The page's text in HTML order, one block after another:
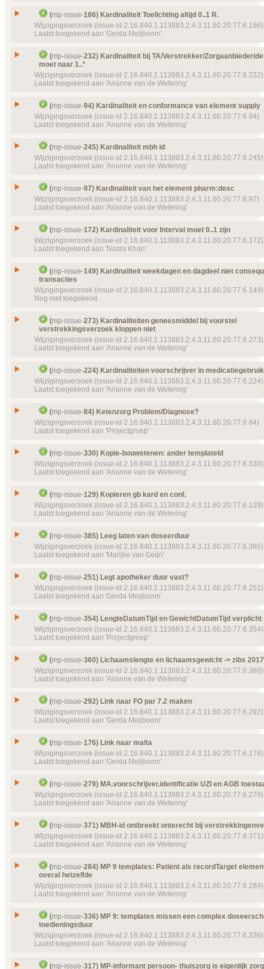
Details
Klik hier voor alle issuedetails
Gesloten, toegekend
Prioriteit
normaal
Labels
(P908) Publicatie 9.0.8
Object(en)
162 (2018‑11‑29 13:56:11)
Details
Klik hier voor alle issuedetails
Issue
Kardinaliteit Reden afspraak 0..1 ipv 0..*
mp-issue-140
Wijzigingsverzoek
Gesloten, toegekend
Prioriteit
Object(en)
Doel van verwijzing ontbreekt mp-template- 9148
13:04:13) MPCDAMedicatieAfspraakSchema
102 (2016‑03‑23 16:32:43)
Details
Klik hier voor alle issuedetails
(mp-issue-186) Kardinaliteit Toelichting altijd 0..1 R.
Wijzigingsverzoek (issue-id 2.16.840.1.113883.2.4.3.11.60.20.77.6.186)
Laatst toegekend aan 'Gerda Meijboom'
Issue
Kardinaliteit Toelichting altijd 0..1 R.
Wijzigingsverzoek
Prioriteit
normaal
Object(en)
Doel van verwijzing ontbreekt mp-
22273 (2016‑02‑18 11:06:23) Toelichting
MP CDA Voorstel Verstrekkingsverzoek
9131 (2016‑07‑14 20:22:41)
TemplateMP CDA Voorstel Medicatieafspraak
9153 (2016‑07‑26 16:23:45)
9069
16:34:05) Toelichting
Details
Klik hier voor alle issuedetails
(mp-issue-232) Kardinaliteit bij TA/Verstrekker/
moet naar 1..*
Wijzigingsverzoek (issue-id 2.16.840.1.113883.2.4.3.11.60.20.77.6.232)
Laatst toegekend aan 'Arianne van de Wetering'
Issue
Kardinaliteit bij TA/Verstrekker/
naar 1..*
mp-issue-232
Status
Gesloten, toegekend
Prioriteit
normaal
mp-
ZorgaanbiederIdentificatieNummer
Details
Klik hier voor alle issuedetails
(mp-issue-94) Kardinaliteit en conformance van element supply
Wijzigingsverzoek (issue-id 2.16.840.1.113883.2.4.3.11.60.20.77.6.94)
Laatst toegekend aan 'Arianne van de Wetering'
Issue
Kardinaliteit en conformance van element supply
mp-issue-94
Wijzigingsverzoek
Gesloten, toegekend
Prioriteit
normaal
Object(en)
Doel van verwijzing ontbreekt
Details
Klik hier voor alle issuedetails
(mp-issue-245) Kardinaliteit mbh id
Wijzigingsverzoek (issue-id 2.16.840.1.113883.2.4.3.11.60.20.77.6.245)
Laatst toegekend aan 'Arianne van de Wetering'
Issue
Kardinaliteit mbh id
mp-issue-245
Wijzigingsverzoek
Gesloten, toegekend
Prioriteit
normaal
Object(en)
Doel van verwijzing ontbreekt
TemplateMP MedBeh identificatiemp-template-
Details
Klik hier voor alle issuedetails
(mp-issue-97) Kardinaliteit van het element pharm:desc
Wijzigingsverzoek (issue-id 2.16.840.1.113883.2.4.3.11.60.20.77.6.97)
Laatst toegekend aan 'Arianne van de Wetering'
Issue
Kardinaliteit van het element pharm:desc
mp-issue-97
Wijzigingsverzoek
Gesloten, toegekend
Prioriteit
Object(en)
Doel van verwijzing ontbreekt mp-template- 9070
(mp-issue-172) Kardinaliteit voor Interval moet 0..1 zijn
Wijzigingsverzoek (issue-id 2.16.840.1.113883.2.4.3.11.60.20.77.6.172)
Laatst toegekend aan 'Nasra Khan'
Issue
Kardinaliteit voor Interval moet 0..1 zijn
Wijzigingsverzoek
Prioriteit
normaal
Klik hier voor alle issuedetails
(mp-issue-149) Kardinaliteit weekdagen en dagdeel niet
transacties
Wijzigingsverzoek (issue-id 2.16.840.1.113883.2.4.3.11.60.20.77.6.149)
Nog niet toegekend.
Issue
Kardinaliteit weekdagen en dagdeel niet
transacties
mp-issue-149
Wijzigingsverzoek
Prioriteit
normaal
Object(en)
Doel van verwijzing ontbreekt
Details
Klik hier voor alle issuedetails
(mp-issue-273) Kardinaliteiten geneesmiddel bij voorstel
verstrekkingsverzoek kloppen niet
Wijzigingsverzoek (issue-id 2.16.840.1.113883.2.4.3.11.60.20.77.6.273)
Laatst toegekend aan 'Arianne van de Wetering'
Issue
Kardinaliteiten geneesmiddel bij voorstel
kloppen niet
mp-issue-273
Status
Gesloten, toegekend
Prioriteit
normaal
Details
Klik hier voor alle issuedetails
(mp-issue-224) Kardinaliteiten voorschrijver in
Wijzigingsverzoek (issue-id 2.16.840.1.113883.2.4.3.11.60.20.77.6.224)
Laatst toegekend aan 'Arianne van de Wetering'
Issue
Kardinaliteiten voorschrijver in medicatiegebruik
mp-issue-224
Wijzigingsverzoek
Gesloten, toegekend
Prioriteit
normaal
Object(en)
Doel van verwijzing ontbreekt
Details
Klik hier voor alle issuedetails
(mp-issue-84) Ketenzorg Problem/Diagnose?
Wijzigingsverzoek (issue-id 2.16.840.1.113883.2.4.3.11.60.20.77.6.84)
Laatst toegekend aan 'Projectgroep'
Issue
Ketenzorg Problem/Diagnose?
mp-issue-84
Wijzigingsverzoek
Gesloten, toegekend
Prioriteit
normaal
Details
Klik hier voor alle issuedetails
(mp-issue-330) Kopie-bouwstenen: ander templateId
Wijzigingsverzoek (issue-id 2.16.840.1.113883.2.4.3.11.60.20.77.6.330)
Laatst toegekend aan 'Arianne van de Wetering'
Issue
Kopie-bouwstenen: ander templateId
mp-issue-330
Wijzigingsverzoek
Gesloten, toegekend
Prioriteit
normaal
Details
Klik hier voor alle issuedetails
(mp-issue-129) Kopieren gb kard en conf.
Wijzigingsverzoek (issue-id 2.16.840.1.113883.2.4.3.11.60.20.77.6.129)
Laatst toegekend aan 'Arianne van de Wetering'
Issue
Kopieren gb kard en conf.
mp-issue-129
Wijzigingsverzoek
Gesloten, toegekend
Prioriteit
normaal
Object(en)
Doel van verwijzing ontbreekt
Details
Klik hier voor alle issuedetails
(mp-issue-385) Leeg laten van doseerduur
Wijzigingsverzoek (issue-id 2.16.840.1.113883.2.4.3.11.60.20.77.6.385)
Laatst toegekend aan 'Marijke van Geijn'
Issue
Leeg laten van doseerduur
mp-issue-385
Wijzigingsverzoek
Gesloten, toegekend
Prioriteit
normaal
Labels
(P908) Publicatie 9.0.8
Object(en)
22506 (2016‑04‑19 14:18:24) Doseerduur
Details
Klik hier voor alle issuedetails
(mp-issue-251) Legt apotheker duur vast?
Wijzigingsverzoek (issue-id 2.16.840.1.113883.2.4.3.11.60.20.77.6.251)
Laatst toegekend aan 'Gerda Meijboom'
Issue
Legt apotheker duur vast?
mp-issue-251
Wijzigingsverzoek
Gesloten, toegekend
Prioriteit
normaal
Object(en)
Doel van verwijzing ontbreekt
Details
Klik hier voor alle issuedetails
(mp-issue-354) LengteDatumTijd en GewichtDatumTijd verplicht
Wijzigingsverzoek (issue-id 2.16.840.1.113883.2.4.3.11.60.20.77.6.354)
Laatst toegekend aan 'Projectgroep'
Issue
LengteDatumTijd en GewichtDatumTijd verplicht
mp-issue-354
Wijzigingsverzoek
Gesloten, toegekend
Prioriteit
normaal
Labels
(P907) Publicatie 9.0.7
Object(en)
issue-360
Doel van verwijzing ontbreekt mp-transactions-
102 (2016‑03‑23 16:32:43)
Details
Klik hier voor alle issuedetails
(mp-issue-360) Lichaamslengte en lichaamsgewicht -> zibs 2017
Wijzigingsverzoek (issue-id 2.16.840.1.113883.2.4.3.11.60.20.77.6.360)
Laatst toegekend aan 'Arianne van de Wetering'
Issue
Lichaamslengte en lichaamsgewicht -> zibs 2017
mp-issue-360
Wijzigingsverzoek
Gesloten, toegekend
Prioriteit
normaal
Labels
(P907) Publicatie 9.0.7
Object(en)
MPCDAVoorstelMedicatieAfspraakDelen2
TemplateLichaamslengte 2.16.840.1.113883.2.4.3.11.60.7.10.30
23023
Doel van verwijzing
ontbreekt2.16.840.1.113883.2.4.3.11.60.7.10.28 (2017‑10‑25)
lichaamsgewicht
09:32:02) Lichaamsgewicht
Details
Klik hier voor alle issuedetails
(mp-issue-292) Link naar FO par 7.2 maken
Wijzigingsverzoek (issue-id 2.16.840.1.113883.2.4.3.11.60.20.77.6.292)
Laatst toegekend aan 'Gerda Meijboom'
Issue
Link naar FO par 7.2 maken
mp-issue-292
Wijzigingsverzoek
Gesloten, toegekend
Prioriteit
normaal
Object(en)
Doel van verwijzing ontbreekt
Doel van verwijzing ontbreekt mp-transactions-
100 (2016‑03‑23 16:32:43)
Details
Klik hier voor alle issuedetails
(mp-issue-176) Link naar ma/ta
Wijzigingsverzoek (issue-id 2.16.840.1.113883.2.4.3.11.60.20.77.6.176)
Laatst toegekend aan 'Gerda Meijboom'
Issue
Link naar ma/ta
mp-issue-176
Wijzigingsverzoek
Gesloten, toegekend
Prioriteit
normaal
Object(en)
Doel van verwijzing ontbreekt
20928 (2015‑11‑25 16:32:40)
Details
Klik hier voor alle issuedetails
(mp-issue-279) MA.voorschrijver.identificatie UZI en AGB
Wijzigingsverzoek (issue-id 2.16.840.1.113883.2.4.3.11.60.20.77.6.279)
Laatst toegekend aan 'Arianne van de Wetering'
Issue
MA.voorschrijver.identificatie UZI en AGB toestaan
mp-issue-279
Wijzigingsverzoek
Gesloten, toegekend
Prioriteit
Object(en)
Doel van verwijzing ontbreekt mp-transactions-
102 (2016‑03‑23 16:32:43)
(mp-issue-371) MBH-id ontbreekt onterecht bij
Wijzigingsverzoek (issue-id 2.16.840.1.113883.2.4.3.11.60.20.77.6.371)
Laatst toegekend aan 'Arianne van de Wetering'
Issue
MBH-id ontbreekt onterecht bij
Wijzigingsverzoek
Prioriteit
normaal
Object(en)
Doel van verwijzing ontbreekt
Details
Klik hier voor alle issuedetails
(mp-issue-284) MP 9 templates: Patiënt als recordTarget
overal hetzelfde
Wijzigingsverzoek (issue-id 2.16.840.1.113883.2.4.3.11.60.20.77.6.284)
Laatst toegekend aan 'Arianne van de Wetering'
Issue
MP 9 templates: Patiënt als recordTarget element
hetzelfde
mp-issue-284
Wijzigingsverzoek
(mp-issue-336) MP 9: templates missen een complex
toedieningsduur
Wijzigingsverzoek (issue-id 2.16.840.1.113883.2.4.3.11.60.20.77.6.336)
Laatst toegekend aan 'Arianne van de Wetering'
Issue
MP 9: templates missen een complex
(mp-issue-317) MP-informant persoon- thuiszorg is eigenlijk